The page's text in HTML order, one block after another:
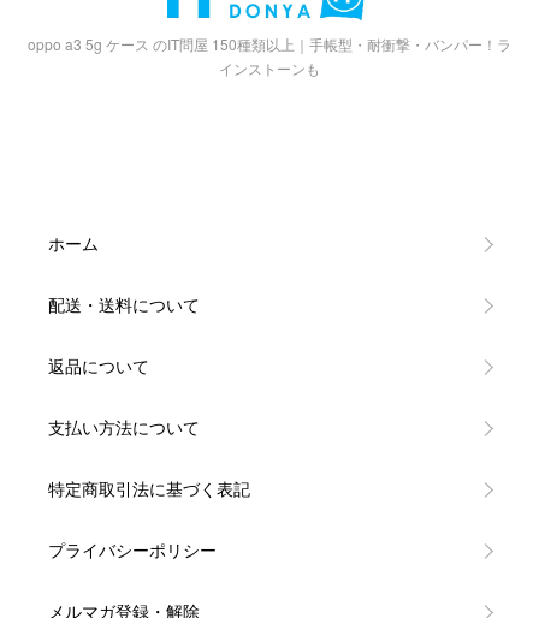
oppo a3 5g ケース のIT問屋 150種類以上｜手帳型・耐衝撃・バンパー！ラ
インストーンも
ホーム
配送・送料について
返品について
支払い方法について
特定商取引法に基づく表記
プライバシーポリシー
メルマガ登録・解除